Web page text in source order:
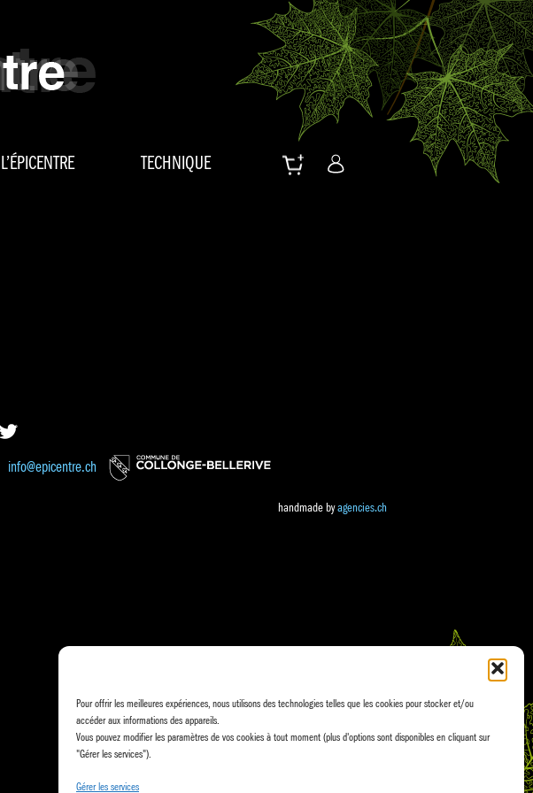
Pour offrir les meilleures expériences, nous utilisons des technologies telles que les cookies pour stocker et/ou
accéder aux informations des appareils.
Vous pouvez modifier les paramètres de vos cookies à tout moment (plus d'options sont disponibles en cliquant sur
"Gérer les services").
Gérer les services
L’ÉPICENTRE TECHNIQUE
info@epicentre.ch
handmade byagencies.ch